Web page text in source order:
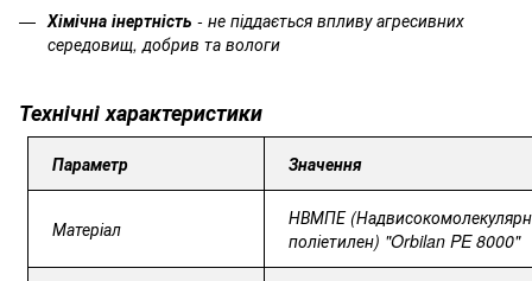
Хімічна інертність - не піддається впливу агресивних
середовищ, добрив та вологи
Технічні характеристики
Параметр Значення
Матеріал
НВМПЕ
поліетилен) "Orbilan PE 8000"